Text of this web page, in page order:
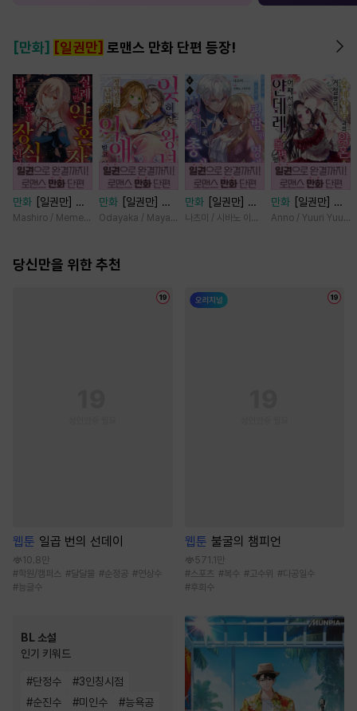
[만화] [일권만] 로맨스 만화 단편 등장!
만화
[일권만] 실
례지만 약혼자님,
Mashiro / Memeko
만화
[일권만] 잊
혀진 왕녀지만 정
니다 [단행본]
Odayaka / Maya Koike
만화
[일권만] 모
든 것을 포기한 평
나츠미 / 시바노 이즈미
만화
[일권만] 왕
태자님과의 약혼을
Anno / Yuuri
당신만을 위한 추천
웹툰 일곱 번의 선데이
10.8만
#학원/캠퍼스 #달달물 #순정공 #연상수
#능글수
BL 소설
인기 키워드
#단정수 #3인칭시점
#순진수 #미인수 #능욕공
웹툰 불굴의 챔피언
571.1만
#스포츠 #복수 #고수위 #다공일수
#후회수